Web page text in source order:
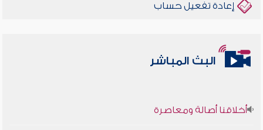
إعادة تفعيل حساب
البث المباشر
أخلاقنا أصالة ومعاصرة